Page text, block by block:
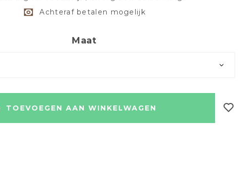
Achteraf betalen mogelijk
Maat
TOEVOEGEN AAN WINKELWAGEN